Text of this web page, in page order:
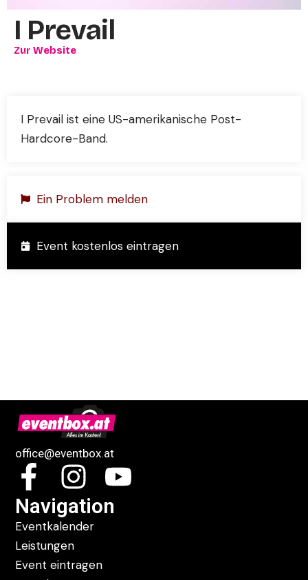
I Prevail
Zur Website
I Prevail ist eine US-amerikanische Post-
Hardcore-Band.
Ein Problem melden
Event kostenlos eintragen
office@eventbox.at
Navigation
Eventkalender
Leistungen
Event eintragen